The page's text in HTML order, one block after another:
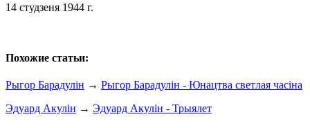
14 студзеня 1944 г.
Похожие статьи:
Рыгор Барадулін → Рыгор Барадулін - Юнацтва светлая часіна
Эдуард Акулін → Эдуард Акулін - Трыялет